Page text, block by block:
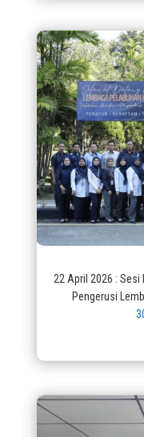
22 April 2026 : Sesi
Pengerusi